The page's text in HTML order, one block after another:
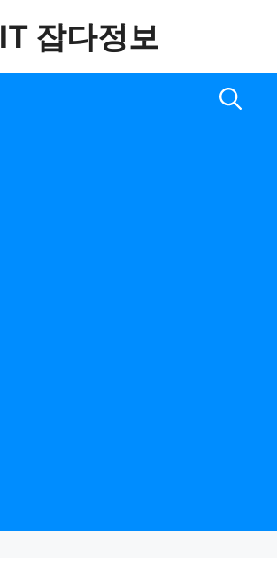
IT 잡다정보